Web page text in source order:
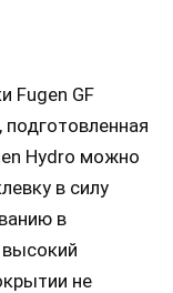
Fugen GF
Hydro можно
в силу
в
не